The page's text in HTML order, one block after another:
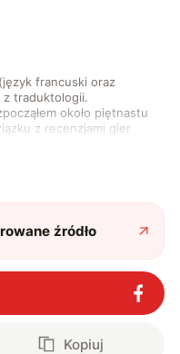
francuski oraz
z traduktologii.
około piętnastu
z recenzjami gier
związane z nauką
sport.
źródło
Kopiuj